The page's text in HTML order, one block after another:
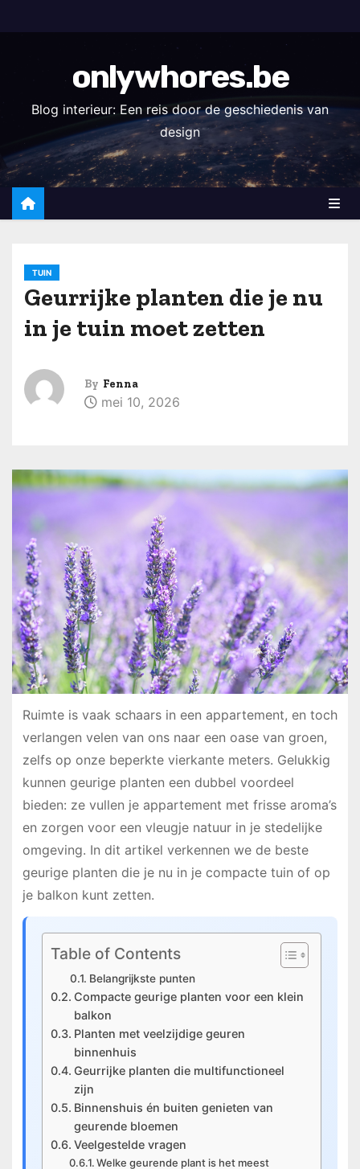
o
onlywhores.be
Blog interieur: Een reis door de geschiedenis van
design
TUIN
Geurrijke planten die je nu
in je tuin moet zetten
By Fenna
mei 10, 2026
Ruimte is vaak schaars in een appartement, en toch
verlangen velen van ons naar een oase van groen,
zelfs op onze beperkte vierkante meters. Gelukkig
kunnen geurige planten een dubbel voordeel
bieden: ze vullen je appartement met frisse aroma’s
en zorgen voor een vleugje natuur in je stedelijke
omgeving. In dit artikel verkennen we de beste
geurige planten die je nu in je compacte tuin of op
je balkon kunt zetten.
Table of Contents
Belangrijkste punten
Compacte geurige planten voor een klein
balkon
Planten met veelzijdige geuren
binnenhuis
Geurrijke planten die multifunctioneel
zijn
Binnenshuis én buiten genieten van
geurende bloemen
Veelgestelde vragen
Welke geurende plant is het meest